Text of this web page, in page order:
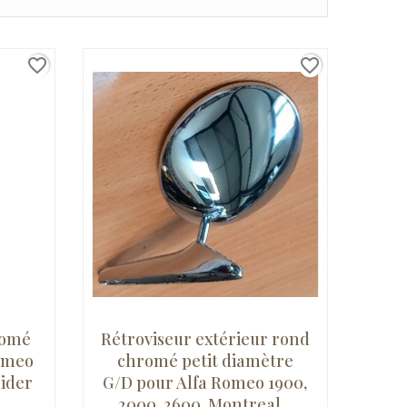
favorite_border
Rétroviseur extérieur rond
chromé petit diamètre
G/D pour Alfa Romeo 1900,
favorite_border